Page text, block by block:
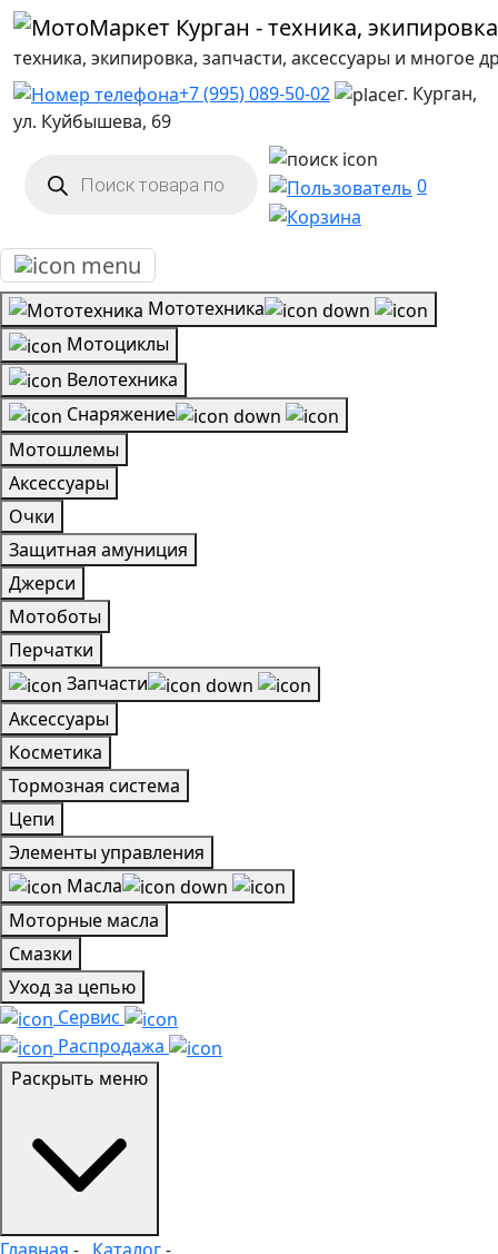
техника, экипировка, запчасти, аксессуары и многое
+7 (995) 089-50-02
г. Курган,
ул. Куйбышева, 69
товаров 0
Мототехника
Мотоциклы
Велотехника
Снаряжение
Мотошлемы
Аксессуары
Очки
Защитная амуниция
Джерси
Мотоботы
Перчатки
Запчасти
Аксессуары
Косметика
Тормозная система
Цепи
Элементы управления
Масла
Моторные масла
Смазки
Уход за цепью
Сервис
Распродажа